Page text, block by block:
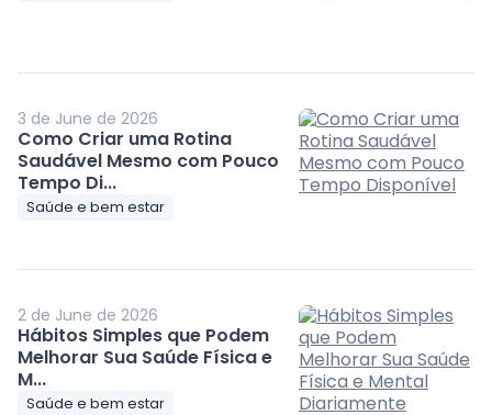
3 de June de 2026
Como Criar uma Rotina
Saudável Mesmo com Pouco
Tempo Di...
Saúde e bem estar
2 de June de 2026
Hábitos Simples que Podem
Melhorar Sua Saúde Física e
M...
Saúde e bem estar